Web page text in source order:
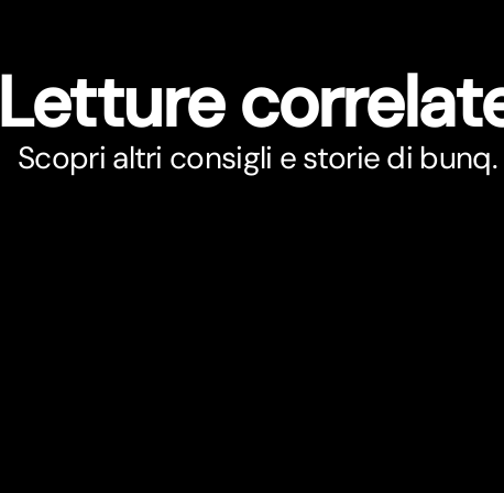
Letture
Scopri altri consigli e storie di bunq.